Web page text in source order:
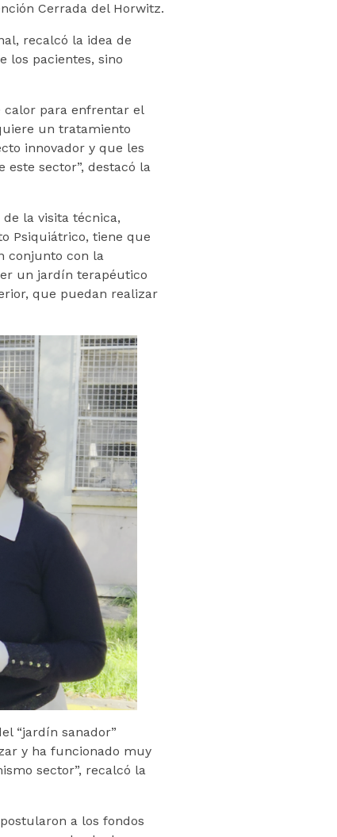
Cerrada del Horwitz.
recalcó la idea de
los pacientes, sino
calor para enfrentar el
un tratamiento
innovador y que les
sector”, destacó la
la visita técnica,
Psiquiátrico, tiene que
conjunto con la
un jardín terapéutico
que puedan realizar
“jardín sanador”
y ha funcionado muy
sector”, recalcó la
a los fondos